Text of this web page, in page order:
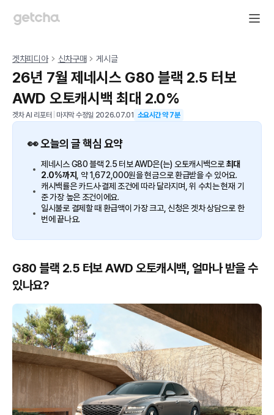
겟차피디아 신차구매 게시글
26년 7월 제네시스 G80 블랙 2.5 터보
AWD 오토캐시백 최대 2.0%
겟차 AI 리포터 마지막 수정일 2026.07.01 소요시간 약7분
👀 오늘의 글 핵심 요약
제네시스 G80 블랙 2.5 터보 AWD은(는) 오토캐시백으로 최대
2.0%까지 , 약 1,672,000원을 현금으로 환급받을 수 있어요.
캐시백률은 카드사·결제 조건에 따라 달라지며, 위 수치는 현재 기
준 가장 높은 조건이에요.
일시불로 결제할 때 환급액이 가장 크고, 신청은 겟차 상담으로 한
번에 끝나요.
G80 블랙 2.5 터보 AWD 오토캐시백, 얼마나 받을 수
있나요?